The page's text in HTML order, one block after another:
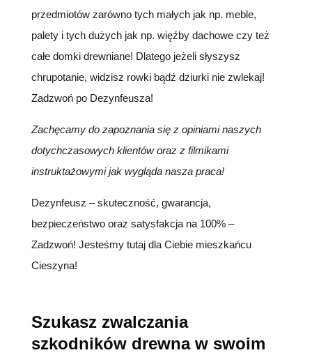
przedmiotów zarówno tych małych jak np. meble,
palety i tych dużych jak np. więźby dachowe czy też
całe domki drewniane! Dlatego jeżeli słyszysz
chrupotanie, widzisz rowki bądź dziurki nie zwlekaj!
Zadzwoń po Dezynfeusza!
Zachęcamy do zapoznania się z opiniami naszych
dotychczasowych klientów oraz z filmikami
instruktażowymi jak wygląda nasza praca!
Dezynfeusz – skuteczność, gwarancja,
bezpieczeństwo oraz satysfakcja na 100% –
Zadzwoń! Jesteśmy tutaj dla Ciebie mieszkańcu
Cieszyna!
Szukasz zwalczania
szkodników drewna w swoim